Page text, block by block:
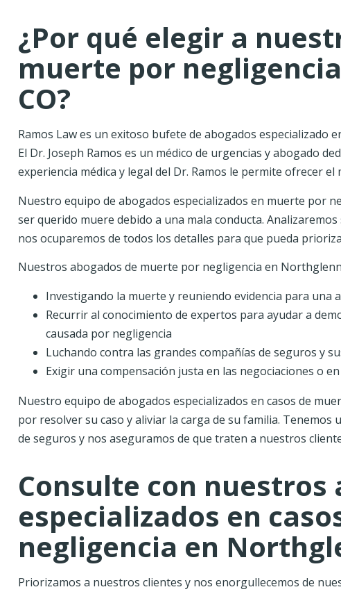
¿Por qué elegir a
muerte por
CO?
Ramos Law es un exitoso bufete de abogados especializado
El Dr. Joseph Ramos es un médico de urgencias y abogado
experiencia médica y legal del Dr. Ramos le permite ofrecer
Nuestro equipo de abogados especializados en muerte por
ser querido muere debido a una mala conducta.
nos ocuparemos de todos los detalles para que pueda
Nuestros abogados de muerte por negligencia en
Investigando la muerte y reuniendo evidencia para una
Recurrir al conocimiento de expertos para ayudar a
causada por negligencia
Luchando contra las grandes compañías de seguros y
Exigir una compensación justa en las negociaciones o
Nuestro equipo de abogados especializados en casos de
por resolver su caso y aliviar la carga de su familia.
de seguros y nos aseguramos de que traten a nuestros
Consulte con nuestros
especializados en
negligencia en
Priorizamos a nuestros clientes y nos enorgullecemos de